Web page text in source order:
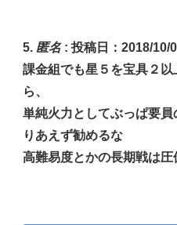
匿名: 投稿日：2018/10/
課金組でも星５を宝具２
ら、
単純火力としてぶっぱ要
りあえず勧めるな
高難易度とかの長期戦は